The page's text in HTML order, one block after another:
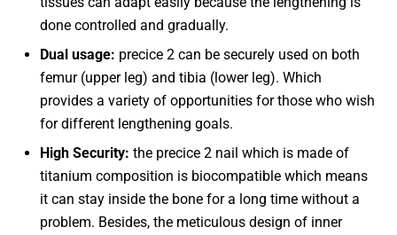
done controlled and gradually.
Dual usage: precice 2 can be securely used on both
femur (upper leg) and tibia (lower leg). Which
provides a variety of opportunities for those who wish
for different lengthening goals.
High Security: the precice 2 nail which is made of
titanium composition is biocompatible which means
it can stay inside the bone for a long time without a
problem. Besides, the meticulous design of inner